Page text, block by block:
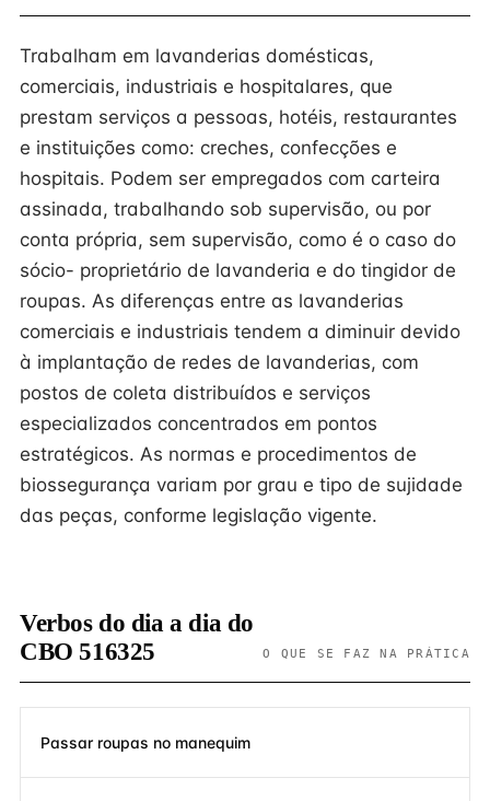
Trabalham em lavanderias domésticas,
comerciais, industriais e hospitalares, que
prestam serviços a pessoas, hotéis, restaurantes
e instituições como: creches, confecções e
hospitais. Podem ser empregados com carteira
assinada, trabalhando sob supervisão, ou por
conta própria, sem supervisão, como é o caso do
sócio- proprietário de lavanderia e do tingidor de
roupas. As diferenças entre as lavanderias
comerciais e industriais tendem a diminuir devido
à implantação de redes de lavanderias, com
postos de coleta distribuídos e serviços
especializados concentrados em pontos
estratégicos. As normas e procedimentos de
biossegurança variam por grau e tipo de sujidade
das peças, conforme legislação vigente.
Verbos do dia a dia do
CBO 516325
O QUE SE FAZ NA PRÁTICA
Passar roupas no manequim